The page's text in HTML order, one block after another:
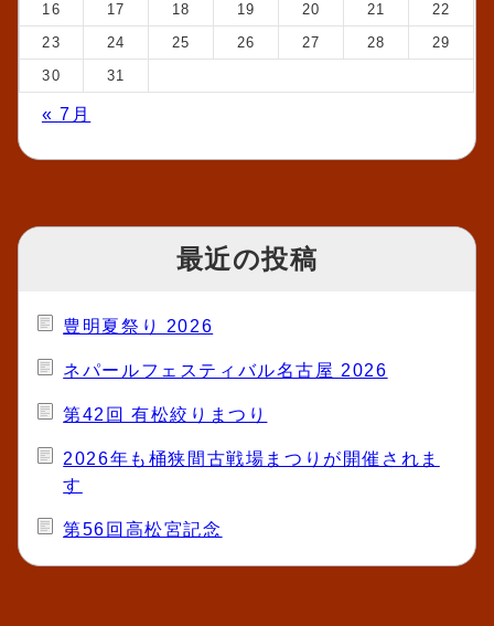
16
17 18 19 20 21
22
23
24 25 26 27 28
29
30
31
« 7月
最近の投稿
豊明夏祭り 2026
ネパールフェスティバル名古屋 2026
第42回 有松絞りまつり
2026年も桶狭間古戦場まつりが開催されま
す
第56回高松宮記念